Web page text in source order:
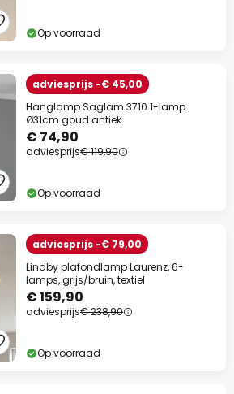
Op voorraad
adviesprijs -€ 45,00
Hanglamp Saglam 3710 1-lamp
Ø31cm goud antiek
€ 74,90
adviesprijs€ 119,90
Op voorraad
adviesprijs -€ 79,00
Lindby plafondlamp Laurenz, 6-
lamps, grijs/bruin, textiel
€ 159,90
adviesprijs€ 238,90
Op voorraad